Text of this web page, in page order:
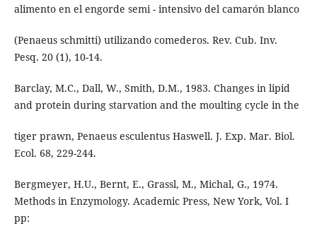
alimento en el engorde semi - intensivo del camarón blanco
(Penaeus schmitti) utilizando comederos. Rev. Cub. Inv.
Pesq. 20 (1), 10-14.
Barclay, M.C., Dall, W., Smith, D.M., 1983. Changes in lipid
and protein during starvation and the moulting cycle in the
tiger prawn, Penaeus esculentus Haswell. J. Exp. Mar. Biol.
Ecol. 68, 229-244.
Bergmeyer, H.U., Bernt, E., Grassl, M., Michal, G., 1974.
Methods in Enzymology. Academic Press, New York, Vol. I
pp: